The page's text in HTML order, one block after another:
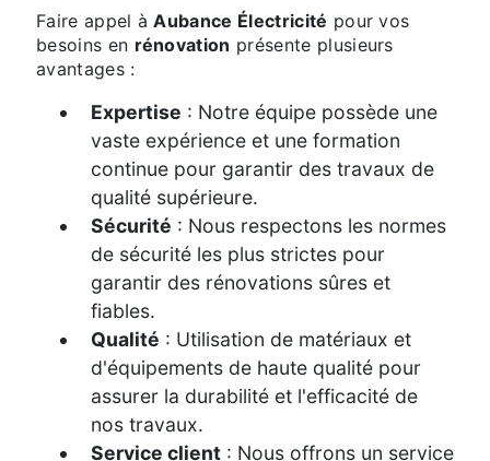
Faire appel àAubance Électricité pour vos
besoins en rénovation présente plusieurs
avantages :
Expertise : Notre équipe possède une
vaste expérience et une formation
continue pour garantir des travaux de
qualité supérieure.
Sécurité : Nous respectons les normes
de sécurité les plus strictes pour
garantir des rénovations sûres et
fiables.
Qualité : Utilisation de matériaux et
d'équipements de haute qualité pour
assurer la durabilité et l'efficacité de
nos travaux.
Service client : Nous offrons un service